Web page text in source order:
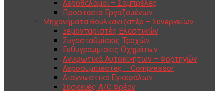
Αεροθάλαμοι – Σαμπρέλες
Προστασία Εργαζομένων
Μηχανήματα Βουλκανιζατέρ – Συνεργείων
Ξεμονταριστές Ελαστικών
Ζυγοσταθμίσεις Τροχών
Ευθυγραμμίσεις Οχημάτων
Ανυψωτικά Αυτοκινήτων – Φορτηγών
Αεροσυμπιεστές – Compressor
Διαγνωστικά Εγκεφάλων
Συσκευές A/C Φρέον